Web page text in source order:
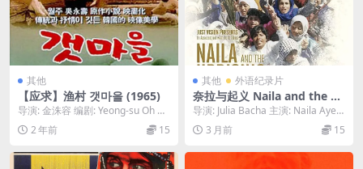
其他
【应求】渔村 갯마을 (1965)
导演: 金洙容 编剧: Yeong-su Oh 主
演: 申荣均 / 高银儿 类型...
2 年前 15
其他 外语纪录片
奈拉与起义 Naila and the U
prising (2017)
导演: Julia Bacha 主演: Naila Ayes
h / Zahira...
3 月前 15